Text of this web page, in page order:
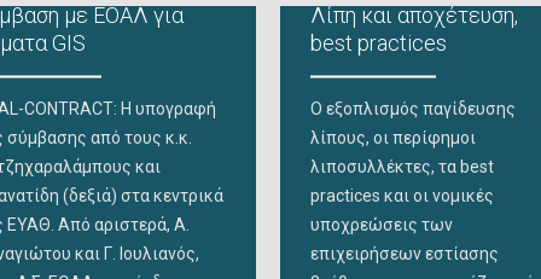
όμως για την ανίχνευση
υπόγειων
δομών! Η
τεχνολογία της
η οποία διαθέτει ήδη
δίπλωμα ευρεσιτεχνίας
βρίσκεται σε διεθνή
προστασίας μέσω
εν λόγω έρευνα αξιολογεί το
σύνολο των ελληνικών
εισηγμένων εταιρειών σε μια
σειρά από κρίσιμους τομείς
που αφορούν στη χρηστή
εταιρική διακυβέρνηση,
με ΕΟΑΛ για
GIS
CONTRACT: Η υπογραφή
σύμβασης από τους κ.κ.
και
(δεξιά) στα κεντρικά
ΕΥΑΘ. Από αριστερά, Α.
και Γ. Ιουλιανός,
Λίπη και αποχέτευση,
best practices
Ο εξοπλισμός παγίδευσης
λίπους, οι περίφημοι
λιποσυλλέκτες, τα best
practices και οι νομικές
υποχρεώσεις των
επιχειρήσεων εστίασης